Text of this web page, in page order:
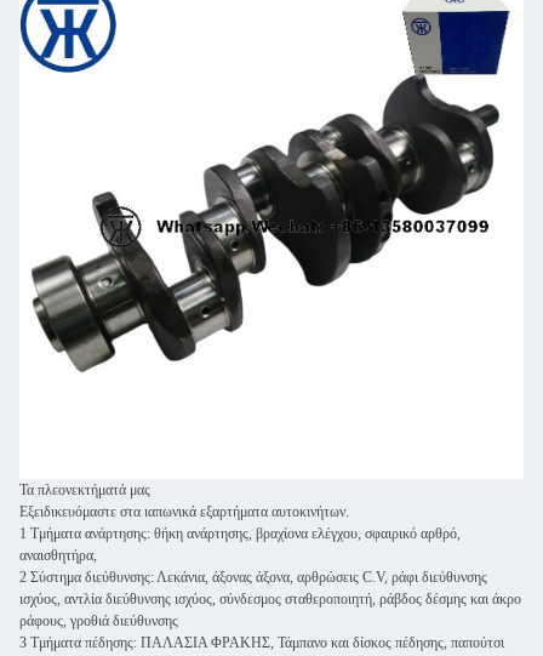
Τα πλεονεκτήματά μας
Εξειδικευόμαστε στα ιαπωνικά εξαρτήματα αυτοκινήτων.
1 Τμήματα ανάρτησης: θήκη ανάρτησης, βραχίονα ελέγχου, σφαιρικό αρθρό,
αναισθητήρα,
2 Σύστημα διεύθυνσης: Λεκάνια, άξονας άξονα, αρθρώσεις C.V, ράφι διεύθυνσης
ισχύος, αντλία διεύθυνσης ισχύος, σύνδεσμος σταθεροποιητή, ράβδος δέσμης και άκρο
ράφους, γροθιά διεύθυνσης
3 Τμήματα πέδησης: ΠΑΛΑΣΙΑ ΦΡΑΚΗΣ, Τάμπανο και δίσκος πέδησης, παπούτσι